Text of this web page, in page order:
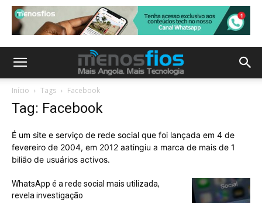
Início Tags Facebook
Tag: Facebook
É um site e serviço de rede social que foi lançada em 4 de
fevereiro de 2004, em 2012 aatingiu a marca de mais de 1
bilião de usuários activos.
WhatsApp é a rede social mais utilizada,
revela investigação